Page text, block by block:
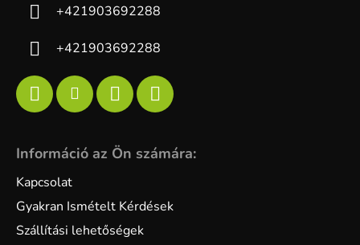
+421903692288
+421903692288
Információ az Ön számára:
Kapcsolat
Gyakran Ismételt Kérdések
Szállítási lehetőségek